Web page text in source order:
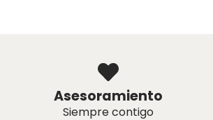
Asesoramiento
Siempre contigo